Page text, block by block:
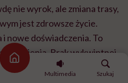
Strona główna
Multimedia
Szukaj
nie wyrok, ale zmiana trasy,
jest zdrowsze życie.
nowe doświadczenia. To
Brak wykwintnej
gdy dookoła masz dobre